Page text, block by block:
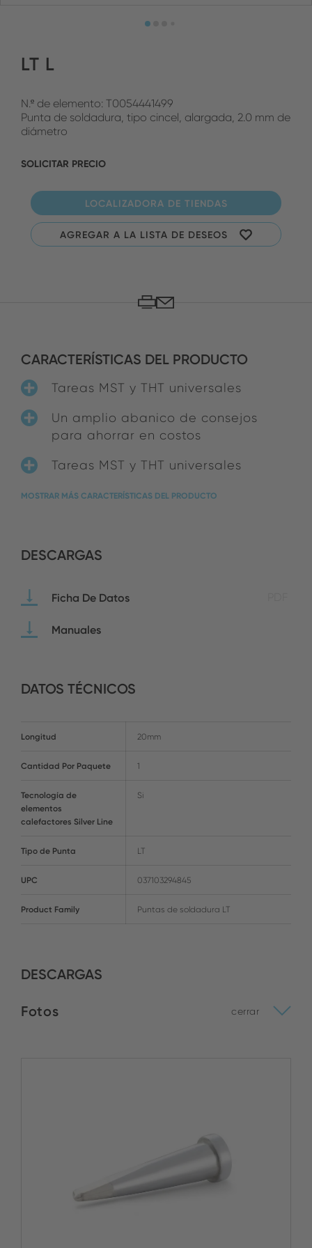
LT L
N.º de elemento: T0054441499
Punta de soldadura, tipo cincel, alargada, 2.0 mm de
diámetro
SOLICITAR PRECIO
LOCALIZADORA DE TIENDAS
AGREGAR A LA LISTA DE DESEOS
CARACTERÍSTICAS DEL PRODUCTO
Tareas MST y THT universales
Un amplio abanico de consejos
para ahorrar en costos
Tareas MST y THT universales
MOSTRAR MÁS CARACTERÍSTICAS DEL PRODUCTO
DESCARGAS
Ficha De Datos
Manuales
DATOS TÉCNICOS
Longitud 20mm
Cantidad Por Paquete 1
Tecnología de
elementos
calefactores Silver Line
Si
Tipo de Punta LT
UPC 037103294845
Product Family Puntas de soldadura LT
DESCARGAS
Fotos cerrar